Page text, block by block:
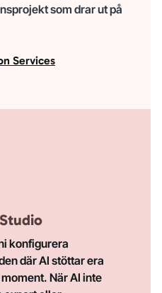
som drar ut på
Services
konfigurera
där AI stöttar era
När AI inte